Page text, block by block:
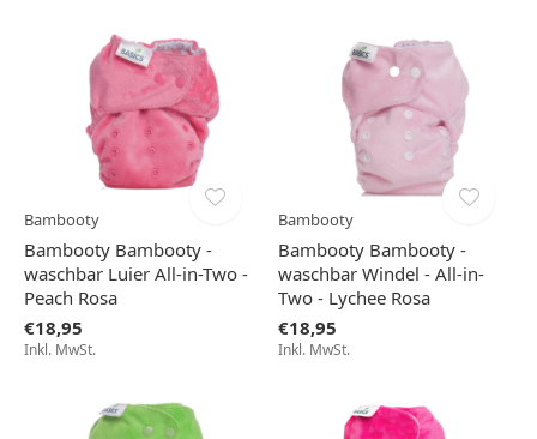
Bambooty
Bambooty Bambooty -
waschbar Luier All-in-Two -
Peach Rosa
€18,95
Inkl. MwSt.
Bambooty
Bambooty Bambooty -
waschbar Windel - All-in-
Two - Lychee Rosa
€18,95
Inkl. MwSt.